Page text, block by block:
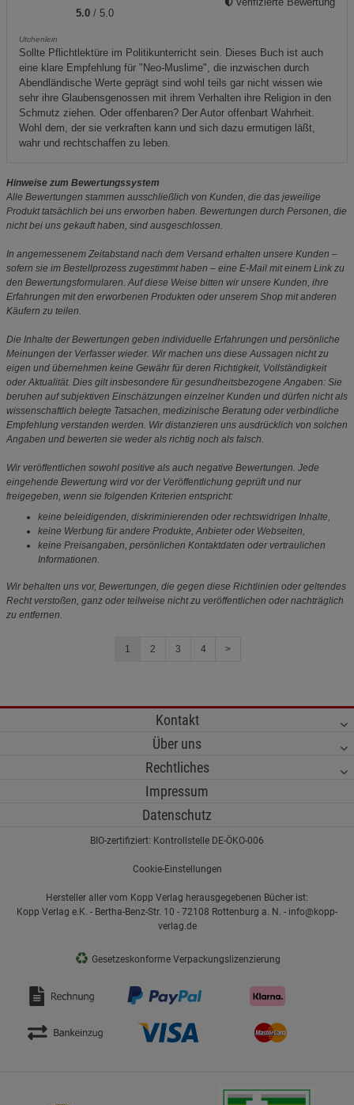
5.0 / 5.0
Utchenlein
Sollte Pflichtlektüre im Politikunterricht sein. Dieses Buch ist auch
eine klare Empfehlung für "Neo-Muslime", die inzwischen durch
Abendländische Werte geprägt sind wohl teils gar nicht wissen wie
sehr ihre Glaubensgenossen mit ihrem Verhalten ihre Religion in den
Schmutz ziehen. Oder offenbaren? Der Autor offenbart Wahrheit.
Wohl dem, der sie verkraften kann und sich dazu ermutigen läßt,
wahr und rechtschaffen zu leben.
Hinweise zum Bewertungssystem
Alle Bewertungen stammen ausschließlich von Kunden, die das jeweilige
Produkt tatsächlich bei uns erworben haben. Bewertungen durch Personen, die
nicht bei uns gekauft haben, sind ausgeschlossen.
In angemessenem Zeitabstand nach dem Versand erhalten unsere Kunden –
sofern sie im Bestellprozess zugestimmt haben – eine E-Mail mit einem Link zu
den Bewertungsformularen. Auf diese Weise bitten wir unsere Kunden, ihre
Erfahrungen mit den erworbenen Produkten oder unserem Shop mit anderen
Käufern zu teilen.
Die Inhalte der Bewertungen geben individuelle Erfahrungen und persönliche
Meinungen der Verfasser wieder. Wir machen uns diese Aussagen nicht zu
eigen und übernehmen keine Gewähr für deren Richtigkeit, Vollständigkeit
oder Aktualität. Dies gilt insbesondere für gesundheitsbezogene Angaben: Sie
beruhen auf subjektiven Einschätzungen einzelner Kunden und dürfen nicht als
wissenschaftlich belegte Tatsachen, medizinische Beratung oder verbindliche
Empfehlung verstanden werden. Wir distanzieren uns ausdrücklich von solchen
Angaben und bewerten sie weder als richtig noch als falsch.
Wir veröffentlichen sowohl positive als auch negative Bewertungen. Jede
eingehende Bewertung wird vor der Veröffentlichung geprüft und nur
freigegeben, wenn sie folgenden Kriterien entspricht:
keine beleidigenden, diskriminierenden oder rechtswidrigen Inhalte,
keine Werbung für andere Produkte, Anbieter oder Webseiten,
keine Preisangaben, persönlichen Kontaktdaten oder vertraulichen
Informationen.
Wir behalten uns vor, Bewertungen, die gegen diese Richtlinien oder geltendes
Recht verstoßen, ganz oder teilweise nicht zu veröffentlichen oder nachträglich
zu entfernen.
1 2 3 4 >
Kontakt
Über uns
Rechtliches
Impressum
Datenschutz
BIO-zertifiziert: Kontrollstelle DE-ÖKO-006
Cookie-Einstellungen
Hersteller aller vom Kopp Verlag herausgegebenen Bücher ist:
Kopp Verlag e.K. - Bertha-Benz-Str. 10 - 72108 Rottenburg a. N. - info@kopp-
verlag.de
♻ Gesetzeskonforme Verpackungslizenzierung